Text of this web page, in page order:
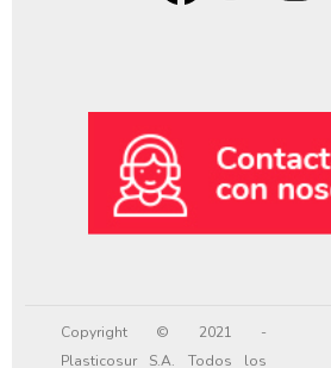
Copyright © 2021 -
Plasticosur S.A. Todos los